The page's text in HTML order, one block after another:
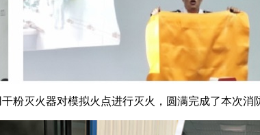
粉灭火器对模拟火点进行灭火，圆满完成了本次消